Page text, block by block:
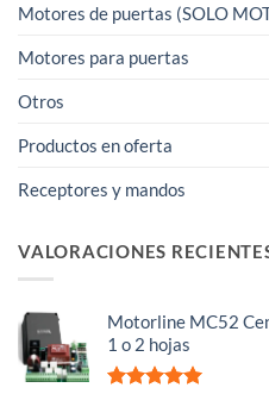
Motores de puertas (SOLO
Motores para puertas
Otros
Productos en oferta
Receptores y mandos
VALORACIONES
Motorline MC52
1 o 2 hojas